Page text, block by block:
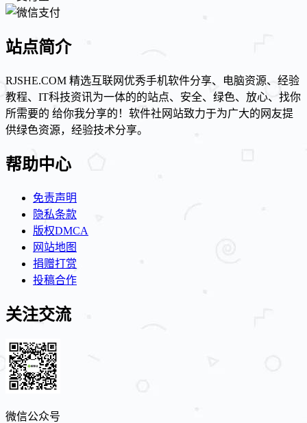
站点简介
RJSHE.COM 精选互联网优秀手机软件分享、电脑资源、经验
教程、IT科技资讯为一体的的站点、安全、绿色、放心、找你
所需要的 给你我分享的！软件社网站致力于为广大的网友提
供绿色资源，经验技术分享。
帮助中心
免责声明
隐私条款
版权DMCA
网站地图
捐赠打赏
投稿合作
关注交流
微信公众号